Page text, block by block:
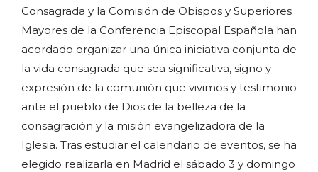
Consagrada y la Comisión de Obispos y Superiores
Mayores de la Conferencia Episcopal Española han
acordado organizar una única iniciativa conjunta de
la vida consagrada que sea significativa, signo y
expresión de la comunión que vivimos y testimonio
ante el pueblo de Dios de la belleza de la
consagración y la misión evangelizadora de la
Iglesia. Tras estudiar el calendario de eventos, se ha
elegido realizarla en Madrid el sábado 3 y domingo